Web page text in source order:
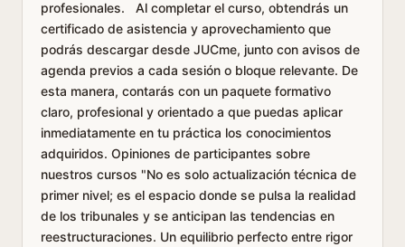
profesionales. Al completar el curso, obtendrás un
certificado de asistencia y aprovechamiento que
podrás descargar desde JUCme, junto con avisos de
agenda previos a cada sesión o bloque relevante. De
esta manera, contarás con un paquete formativo
claro, profesional y orientado a que puedas aplicar
inmediatamente en tu práctica los conocimientos
adquiridos. Opiniones de participantes sobre
nuestros cursos "No es solo actualización técnica de
primer nivel; es el espacio donde se pulsa la realidad
de los tribunales y se anticipan las tendencias en
reestructuraciones. Un equilibrio perfecto entre rigor